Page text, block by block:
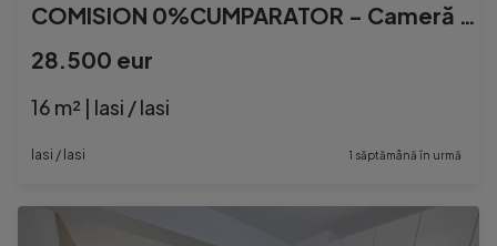
COMISION 0%CUMPARATOR - Cameră cămin 16mp mobilată, utila
28.500 eur
16 m² | Iasi / Iasi
Iasi / Iasi 1 săptămână în urmă